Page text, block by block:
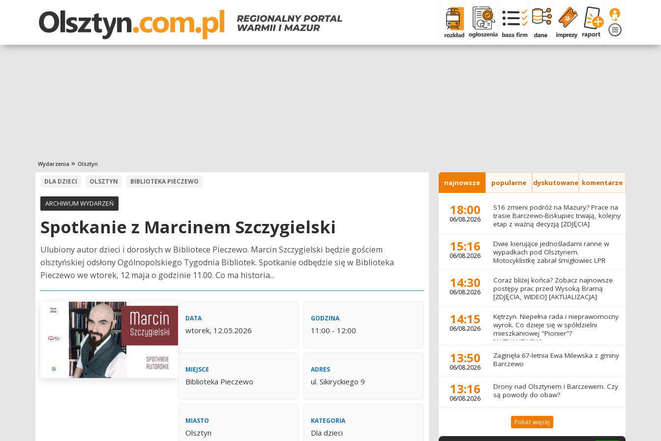
Wydarzenia Olsztyn
DLA DZIECI OLSZTYN BIBLIOTEKA PIECZEWO
ARCHIWUM WYDARZEŃ
Spotkanie z Marcinem Szczygielski
Ulubiony autor dzieci i dorosłych w Bibliotece Pieczewo. Marcin Szczygielski będzie gościem
olsztyńskiej odsłony Ogólnopolskiego Tygodnia Bibliotek. Spotkanie odbędzie się w Biblioteka
Pieczewo we wtorek, 12 maja o godzinie 11.00. Co ma historia...
DATA
wtorek, 12.05.2026
GODZINA
11:00 - 12:00
MIEJSCE
Biblioteka Pieczewo
ADRES
ul. Sikiryckiego 9
MIASTO
Olsztyn
KATEGORIA
Dla dzieci
najnowsze popularne dyskutowane komentarze
18:00
06/08.2026
S16 zmieni podróż na Mazury? Prace na
trasie Barczewo-Biskupiec trwają, kolejny
etap z ważną decyzją [ZDJĘCIA]
15:16
06/08.2026
Dwie kierujące jednośladami ranne w
wypadkach pod Olsztynem.
Motocyklistkę zabrał śmigłowiec LPR
14:30
06/08.2026
Coraz bliżej końca? Zobacz najnowsze
postępy prac przed Wysoką Bramą
[ZDJĘCIA, WIDEO] [AKTUALIZACJA]
14:15
06/08.2026
Kętrzyn. Niepełna rada i nieprawomocny
wyrok. Co dzieje się w spółdzielni
mieszkaniowej "Pionier"?
[AKTUALIZACJA]
13:50
06/08.2026
Zaginęła 67-letnia Ewa Milewska z gminy
Barczewo
13:16
06/08.2026
Drony nad Olsztynem i Barczewem. Czy
są powody do obaw?
Pokaż więcej